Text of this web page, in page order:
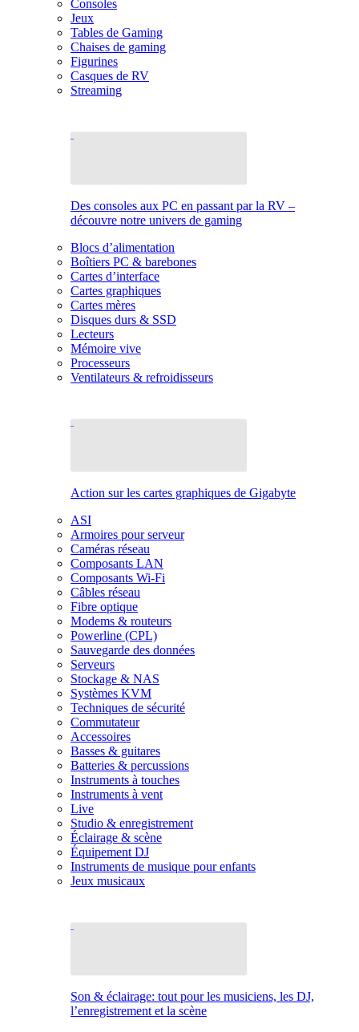
Consoles
Jeux
Tables de Gaming
Chaises de gaming
Figurines
Casques de RV
Streaming
Des consoles aux PC en passant par la RV –
découvre notre univers de gaming
Blocs d’alimentation
Boîtiers PC & barebones
Cartes d’interface
Cartes graphiques
Cartes mères
Disques durs & SSD
Lecteurs
Mémoire vive
Processeurs
Ventilateurs & refroidisseurs
Action sur les cartes graphiques de Gigabyte
ASI
Armoires pour serveur
Caméras réseau
Composants LAN
Composants Wi-Fi
Câbles réseau
Fibre optique
Modems & routeurs
Powerline (CPL)
Sauvegarde des données
Serveurs
Stockage & NAS
Systèmes KVM
Techniques de sécurité
Commutateur
Accessoires
Basses & guitares
Batteries & percussions
Instruments à touches
Instruments à vent
Live
Studio & enregistrement
Éclairage & scène
Équipement DJ
Instruments de musique pour enfants
Jeux musicaux
Son & éclairage: tout pour les musiciens, les DJ,
l’enregistrement et la scène